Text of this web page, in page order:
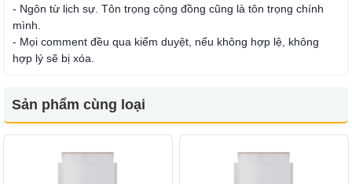
- Ngôn từ lịch sự. Tôn trọng cộng đồng cũng là tôn trọng chính
mình.
- Mọi comment đều qua kiểm duyệt, nếu không hợp lệ, không
hợp lý sẽ bị xóa.
Sản phẩm cùng loại